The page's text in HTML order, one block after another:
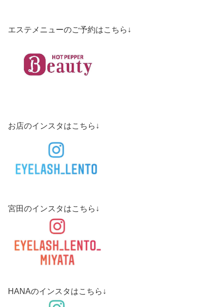
エステメニューのご予約はこちら↓
お店のインスタはこちら↓
宮田のインスタはこちら↓
HANAのインスタはこちら↓